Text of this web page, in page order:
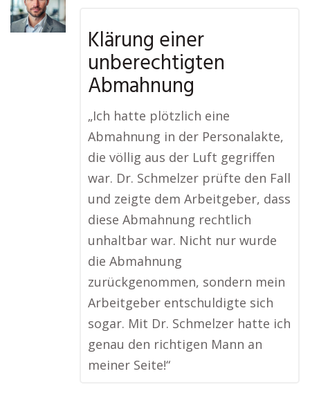
Klärung einer
unberechtigten
Abmahnung
„Ich hatte plötzlich eine
Abmahnung in der Personalakte,
die völlig aus der Luft gegriffen
war. Dr. Schmelzer prüfte den Fall
und zeigte dem Arbeitgeber, dass
diese Abmahnung rechtlich
unhaltbar war. Nicht nur wurde
die Abmahnung
zurückgenommen, sondern mein
Arbeitgeber entschuldigte sich
sogar. Mit Dr. Schmelzer hatte ich
genau den richtigen Mann an
meiner Seite!“